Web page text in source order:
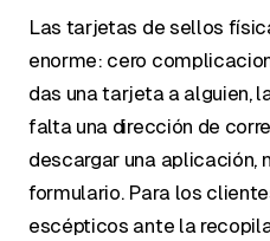
Las tarjetas de sellos
enorme: cero
das una tarjeta a alguien,
falta una dirección de
descargar una aplicación,
formulario. Para los
escépticos ante la